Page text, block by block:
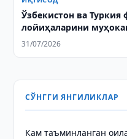
Ўзбекистон ва
лойиҳаларини
31/07/2026
СЎНГГИ ЯНГИЛИКЛАР
Кам таъминланган